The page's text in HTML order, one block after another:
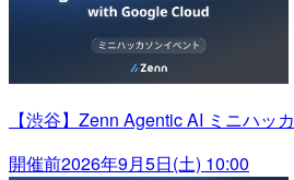
【渋谷】Zenn Agentic AI ミニハッ
開催前2026年9月5日(土) 10:00